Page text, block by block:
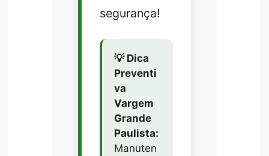
segurança!
💡 Dica
Preventi
va
Vargem
Grande
Paulista:
Manuten